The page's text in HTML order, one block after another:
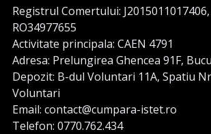
Registrul Comertului: J2015011017406,
RO34977655
Activitate principala: CAEN 4791
Adresa: Prelungirea Ghencea 91F,
Depozit: B-dul Voluntari 11A, Spatiu
Voluntari
Email: contact@cumpara-istet.ro
Telefon: 0770.762.434